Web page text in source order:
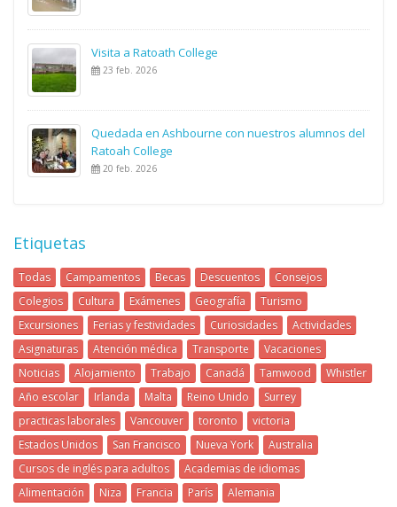
Visita a Ratoath College
23 feb. 2026
Quedada en Ashbourne con nuestros alumnos del
Ratoah College
20 feb. 2026
Etiquetas
Todas Campamentos Becas Descuentos
Consejos
Colegios
Cultura Exámenes Geografía
Turismo
Excursiones
Ferias y festividades Curiosidades
Actividades
Asignaturas
Atención médica Transporte
Vacaciones
Noticias
Alojamiento Trabajo Canadá Tamwood
Whistler
Año escolar
Irlanda Malta Reino Unido
Surrey
practicas laborales
Vancouver toronto
victoria
Estados Unidos
San Francisco Nueva York
Australia
Cursos de inglés para adultos
Academias de idiomas
Alimentación
Niza Francia París
Alemania